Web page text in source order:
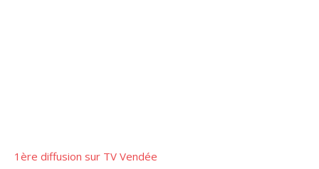
1ère diffusion sur TV Vendée